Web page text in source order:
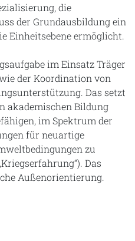
die
der Grundausbildung ein
Einheitsebene ermöglicht.
im Einsatz Träger
der Koordination von
Das setzt
akademischen Bildung
im Spektrum der
für neuartige
zu
Das
Außenorientierung.